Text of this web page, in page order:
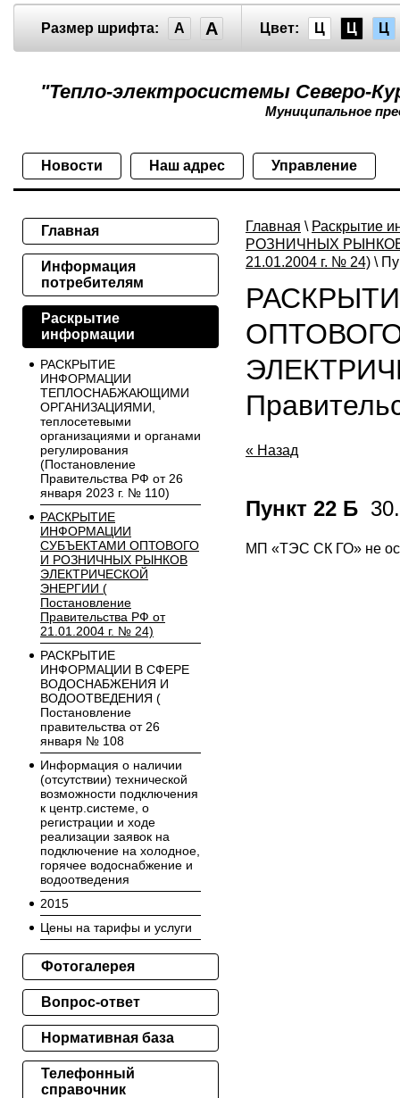
Размер шрифта: A A Цвет: Ц Ц Ц
"Тепло-электросистемы Северо-
Муниципальное
Новости Наш адрес Управление
Главная \ Раскрытие
РОЗНИЧНЫХ РЫНКОВ
21.01.2004 г. № 24) \
« Назад
Пункт 22 Б
МП «ТЭС СК ГО» не
Главная
Информация
потребителям
Раскрытие
информации
РАСКРЫТИЕ
ИНФОРМАЦИИ
ТЕПЛОСНАБЖАЮЩИМИ
ОРГАНИЗАЦИЯМИ,
теплосетевыми
организациями и органами
регулирования
(Постановление
Правительства РФ от 26
января 2023 г. № 110)
РАСКРЫТИЕ
ИНФОРМАЦИИ
СУБЪЕКТАМИ ОПТОВОГО
И РОЗНИЧНЫХ РЫНКОВ
ЭЛЕКТРИЧЕСКОЙ
ЭНЕРГИИ (
Постановление
Правительства РФ от
21.01.2004 г. № 24)
РАСКРЫТИЕ
ИНФОРМАЦИИ В СФЕРЕ
ВОДОСНАБЖЕНИЯ И
ВОДООТВЕДЕНИЯ (
Постановление
правительства от 26
января № 108
Информация о наличии
(отсутствии) технической
возможности подключения
к центр.системе, о
регистрации и ходе
реализации заявок на
подключение на холодное,
горячее водоснабжение и
водоотведения
2015
Цены на тарифы и услуги
Фотогалерея
Вопрос-ответ
Нормативная база
Телефонный
справочник